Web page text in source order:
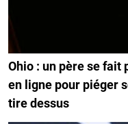
Ohio : un père se fait
en ligne pour piéger
tire dessus